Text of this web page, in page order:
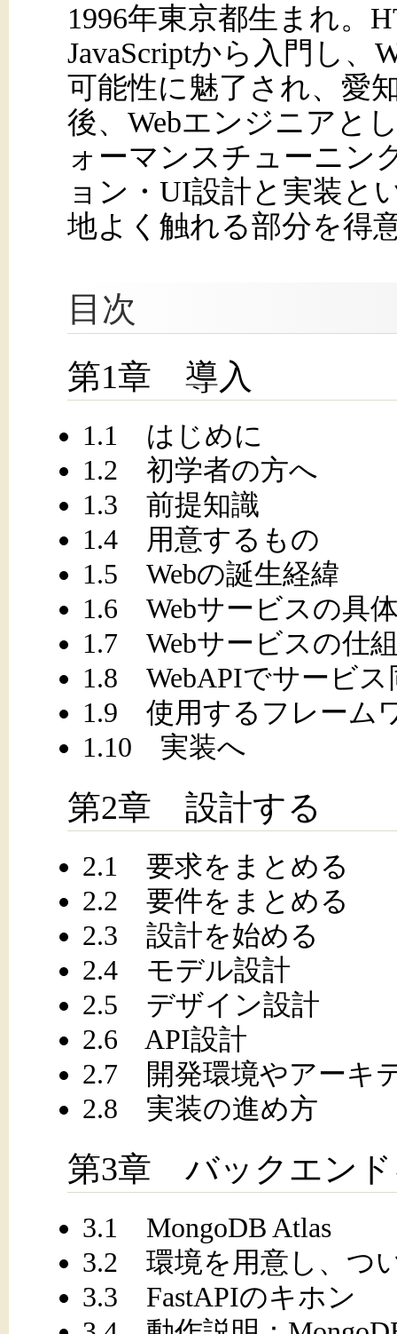
1996年東京都生まれ。
JavaScriptから入門し、
可能性に魅了され、愛
後、Webエンジニアと
ォーマンスチューニン
ョン・UI設計と実装と
地よく触れる部分を得
目次
第1章 導入
1.1 はじめに
1.2 初学者の方へ
1.3 前提知識
1.4 用意するもの
1.5 Webの誕生経緯
1.6 Webサービスの具
1.7 Webサービスの仕
1.8 WebAPIでサービス
1.9 使用するフレーム
1.10 実装へ
第2章 設計する
2.1 要求をまとめる
2.2 要件をまとめる
2.3 設計を始める
2.4 モデル設計
2.5 デザイン設計
2.6 API設計
2.7 開発環境やアーキ
2.8 実装の進め方
第3章 バックエンド
3.1 MongoDB Atlas
3.2 環境を用意し、つ
3.3 FastAPIのキホン